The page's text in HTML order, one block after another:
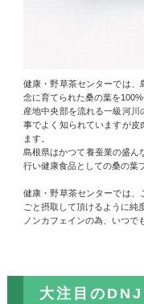
健康・野草茶センターでは、
念に育てられた桑の葉を100%
産地中央部を流れる一級河
事でよく知られていますが皮
ます。
島根県はかつて養蚕業の盛ん
行い健康食品としての桑の葉
健康・野草茶センターでは、
ごと摂取して頂けるように純
ノンカフェインの為、いつで
大注目の